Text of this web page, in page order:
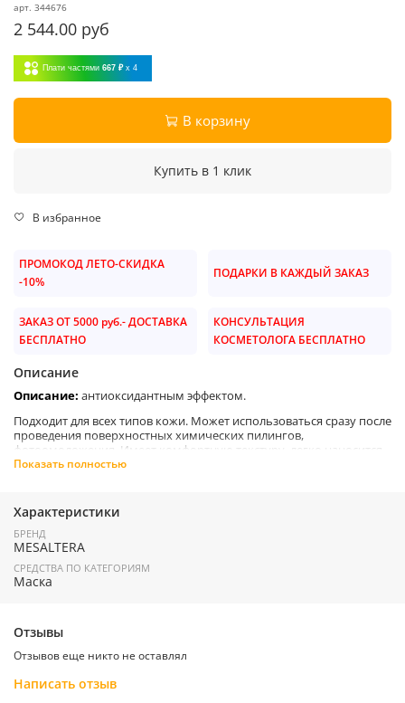
арт. 344676
2 544.00 руб
Плати частями 667 ₽ x 4
В корзину
Купить в 1 клик
В избранное
ПРОМОКОД ЛЕТО-СКИДКА
-10%
ПОДАРКИ В КАЖДЫЙ ЗАКАЗ
ЗАКАЗ ОТ 5000 руб.- ДОСТАВКА
БЕСПЛАТНО
КОНСУЛЬТАЦИЯ
КОСМЕТОЛОГА БЕСПЛАТНО
Описание
Описание: антиоксидантным эффектом.
Подходит для всех типов кожи. Может использоваться сразу после
проведения поверхностных химических пилингов,
фотоомоложения. Имеет комфортную текстуру, легко наносится
и легко смывается влажными салфетками, не оставляет жирного
Применение:
Применять 1–2 раза в неделю.
Показать полностью
Характеристики
БРЕНД
MESALTERA
СРЕДСТВА ПО КАТЕГОРИЯМ
Маска
Отзывы
Отзывов еще никто не оставлял
Написать отзыв